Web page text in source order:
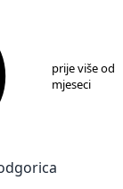
prije više od
mjeseci